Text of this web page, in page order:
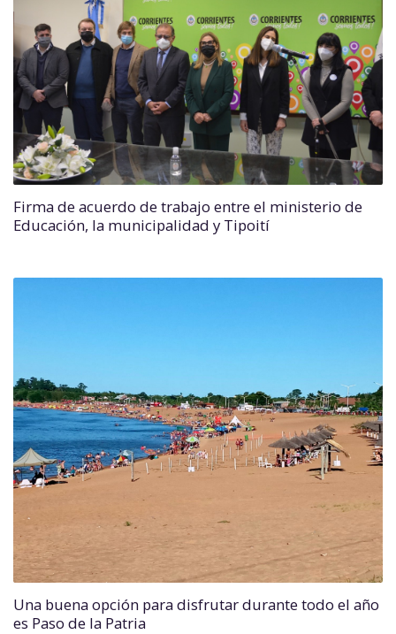
Firma de acuerdo de trabajo entre el ministerio de
Educación, la municipalidad y Tipoití
Una buena opción para disfrutar durante todo el año
es Paso de la Patria